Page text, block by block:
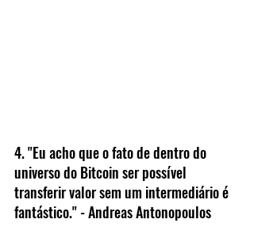
4. "Eu acho que o fato de dentro do
universo do Bitcoin ser possível
transferir valor sem um intermediário é
fantástico." - Andreas Antonopoulos